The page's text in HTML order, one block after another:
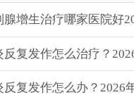
腺增生治疗哪家医院好
反复发作怎么治疗？
反复发作怎么办？2026